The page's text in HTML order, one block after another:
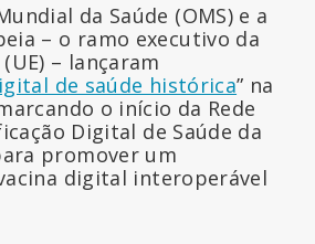
da Saúde (OMS) e a
– o ramo executivo da
– lançaram
de saúde histórica” na
o início da Rede
Digital de Saúde da
promover um
digital interoperável